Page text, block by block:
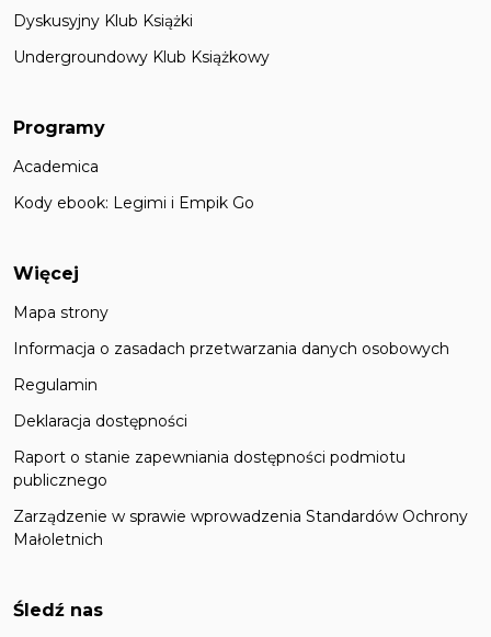
Dyskusyjny Klub Książki
Undergroundowy Klub Książkowy
Programy
Academica
Kody ebook: Legimi i Empik Go
Więcej
Mapa strony
Informacja o zasadach przetwarzania danych osobowych
Regulamin
Deklaracja dostępności
Raport o stanie zapewniania dostępności podmiotu
publicznego
Zarządzenie w sprawie wprowadzenia Standardów Ochrony
Małoletnich
Śledź nas